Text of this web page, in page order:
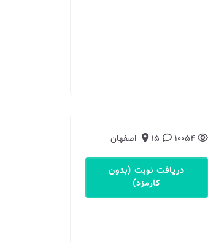
10054
15 اصفهان
دریافت نوبت (بدون
کارمزد)